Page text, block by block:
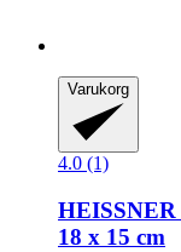
Varukorg
4.0 (1)
HEISSNER
18 x 15 cm